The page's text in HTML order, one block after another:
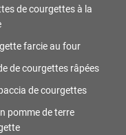
de courgettes à la
farcie au four
de courgettes râpées
de courgettes
pomme de terre